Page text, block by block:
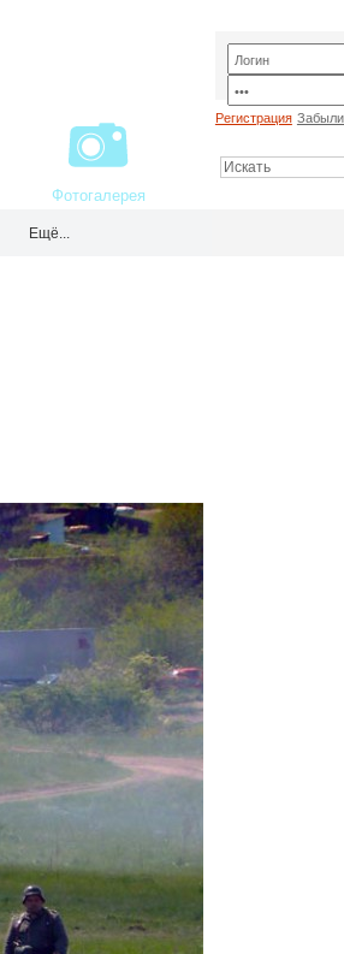
Фотогалерея
Регистрация
Ещё...